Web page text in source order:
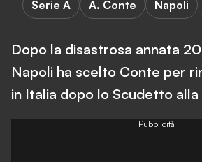
Serie A A. Conte Napoli
Dopo la disastrosa annata
Napoli ha scelto Conte per
in Italia dopo lo Scudetto
Pubblicità